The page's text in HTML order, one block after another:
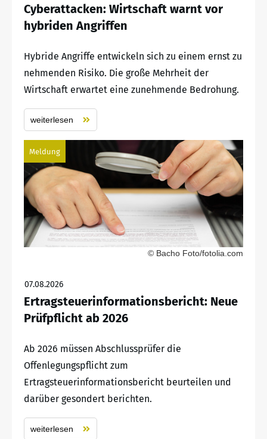
Cyberattacken: Wirtschaft warnt vor
hybriden Angriffen
Hybride Angriffe entwickeln sich zu einem ernst zu
nehmenden Risiko. Die große Mehrheit der
Wirtschaft erwartet eine zunehmende Bedrohung.
weiterlesen
Meldung
© Bacho Foto/fotolia.com
07.08.2026
Ertragsteuerinformationsbericht: Neue
Prüfpflicht ab 2026
Ab 2026 müssen Abschlussprüfer die
Offenlegungspflicht zum
Ertragsteuerinformationsbericht beurteilen und
darüber gesondert berichten.
weiterlesen